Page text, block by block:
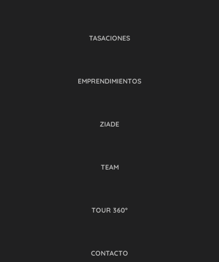
TASACIONES
EMPRENDIMIENTOS
ZIADE
TEAM
TOUR 360º
CONTACTO